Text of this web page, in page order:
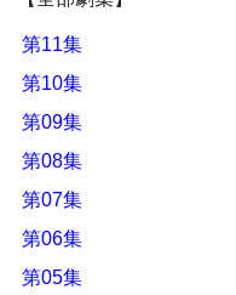
第11集
第10集
第09集
第08集
第07集
第06集
第05集